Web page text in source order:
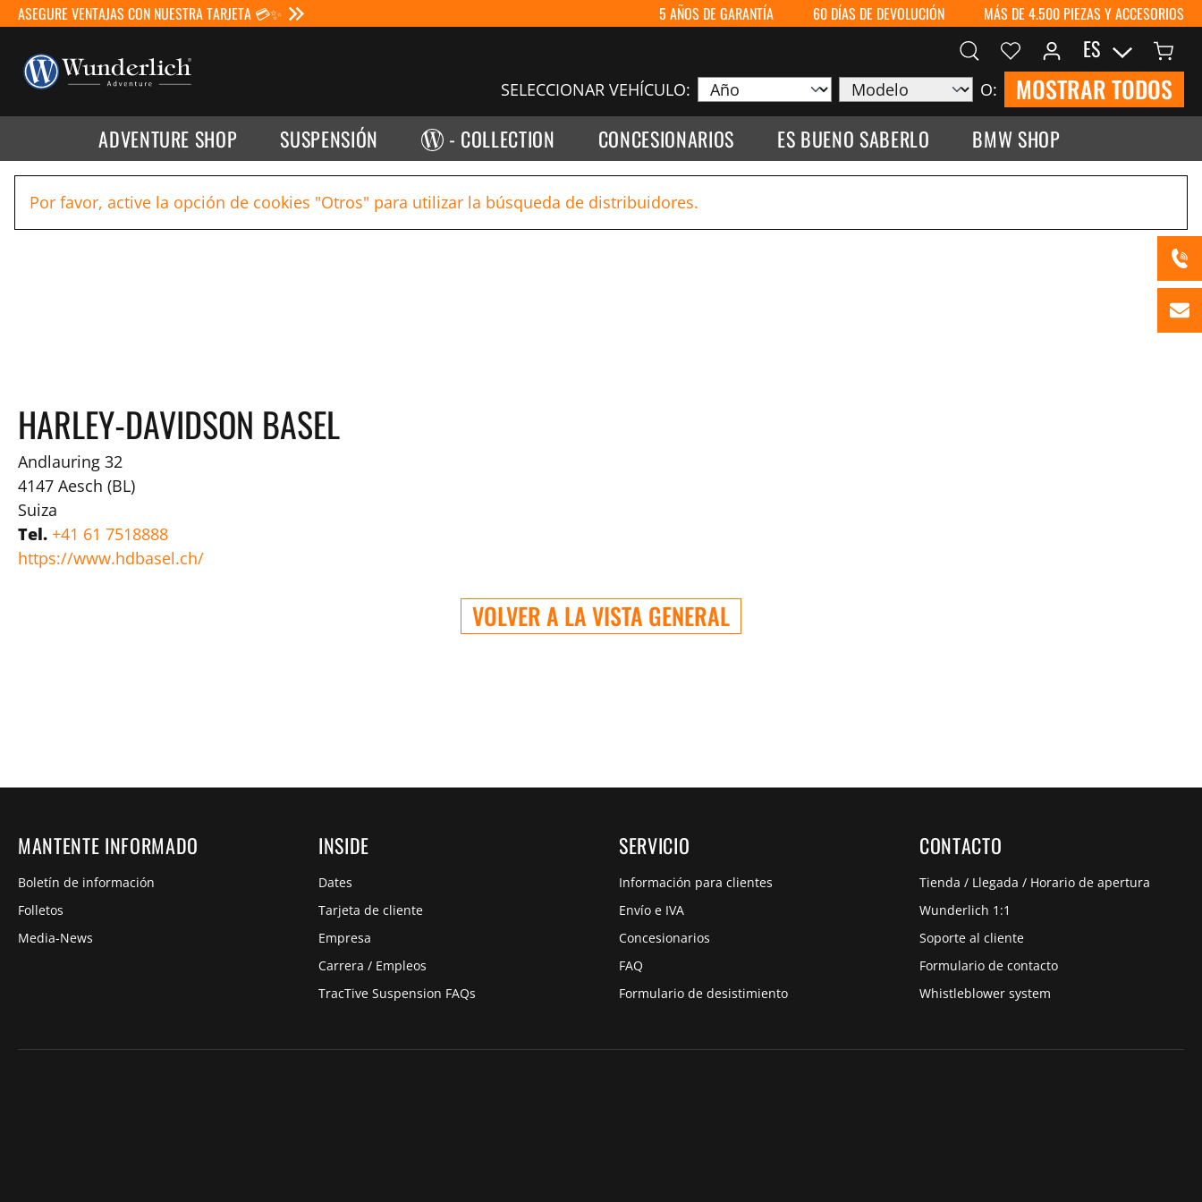
ASEGURE VENTAJAS CON NUESTRA TARJETA 💳✨ 5 AÑOS DE GARANTÍA 60 DÍAS DE DEVOLUCIÓN MÁS DE 4.500 PIEZAS Y ACCESORIOS
SELECCIONAR VEHÍCULO: O: MOSTRAR TODOS
ES
ADVENTURE SHOP SUSPENSIÓN - COLLECTION CONCESIONARIOS ES BUENO SABERLO BMW SHOP
Por favor, active la opción de cookies "Otros" para utilizar la búsqueda de distribuidores.
HARLEY-DAVIDSON BASEL
Andlauring 32
4147 Aesch (BL)
Suiza
Tel. +41 61 7518888
https://www.hdbasel.ch/
VOLVER A LA VISTA GENERAL
MANTENTE INFORMADO
Boletín de información
Folletos
Media-News
INSIDE
Dates
Tarjeta de cliente
Empresa
Carrera / Empleos
TracTive Suspension FAQs
SERVICIO
Información para clientes
Envío e IVA
Concesionarios
FAQ
Formulario de desistimiento
CONTACTO
Tienda / Llegada / Horario de apertura
Wunderlich 1:1
Soporte al cliente
Formulario de contacto
Whistleblower system